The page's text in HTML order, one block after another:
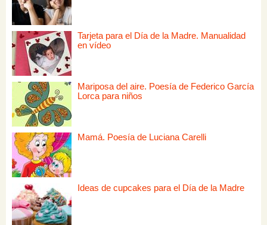
Tarjeta para el Día de la Madre. Manualidad
en vídeo
Mariposa del aire. Poesía de Federico García
Lorca para niños
Mamá. Poesía de Luciana Carelli
Ideas de cupcakes para el Día de la Madre